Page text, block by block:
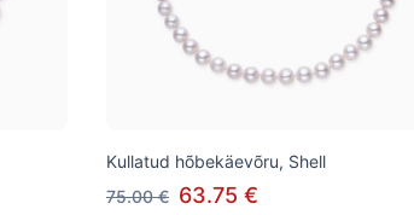
Kullatud hõbekäevõru, Shell
75.00 € 63.75 €